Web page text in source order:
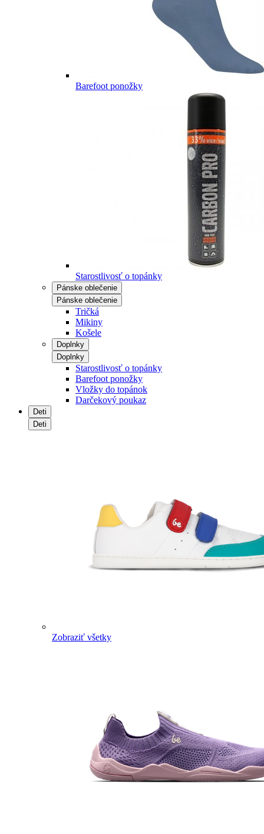
Barefoot ponožky
Starostlivosť o topánky
Pánske oblečenie
Pánske oblečenie
Tričká
Mikiny
Košele
Doplnky
Doplnky
Starostlivosť o topánky
Barefoot ponožky
Vložky do topánok
Darčekový poukaz
Deti
Deti
Zobraziť všetky